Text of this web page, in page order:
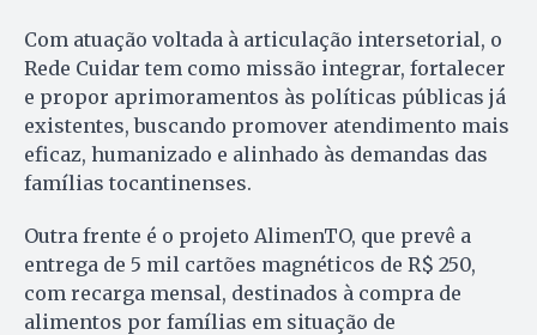
Com atuação voltada à articulação intersetorial, o
Rede Cuidar tem como missão integrar, fortalecer
e propor aprimoramentos às políticas públicas já
existentes, buscando promover atendimento mais
eficaz, humanizado e alinhado às demandas das
famílias tocantinenses.
Outra frente é o projeto AlimenTO, que prevê a
entrega de 5 mil cartões magnéticos de R$ 250,
com recarga mensal, destinados à compra de
alimentos por famílias em situação de